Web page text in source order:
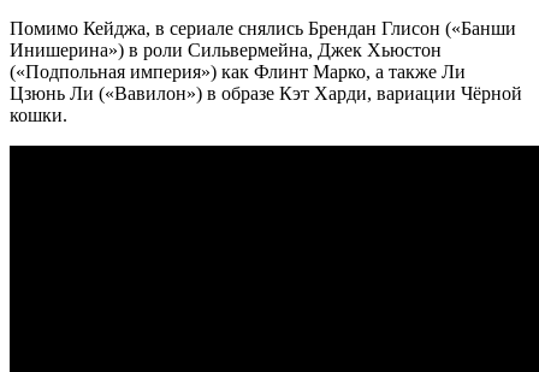
Помимо Кейджа, в сериале снялись Брендан Глисон («Банши
Инишерина») в роли Сильвермейна, Джек Хьюстон
(«Подпольная империя») как Флинт Марко, а также Ли
Цзюнь Ли («Вавилон») в образе Кэт Харди, вариации Чёрной
кошки.